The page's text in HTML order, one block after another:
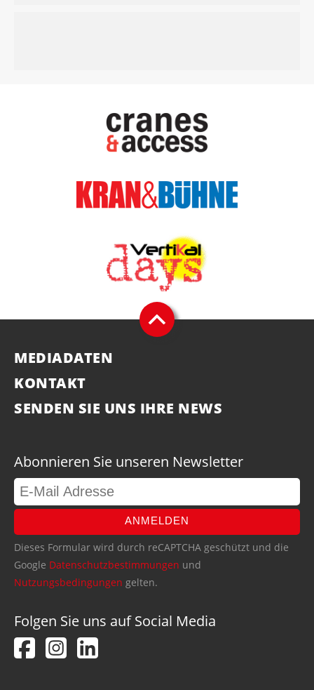
MEDIADATEN
KONTAKT
SENDEN SIE UNS IHRE NEWS
Abonnieren Sie unseren Newsletter
ANMELDEN
Dieses Formular wird durch reCAPTCHA geschützt und die
Google Datenschutzbestimmungen und
Nutzungsbedingungen gelten.
Folgen Sie uns auf Social Media